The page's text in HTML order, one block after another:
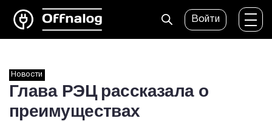
Войти
Новости
Глава РЭЦ рассказала о
преимуществах